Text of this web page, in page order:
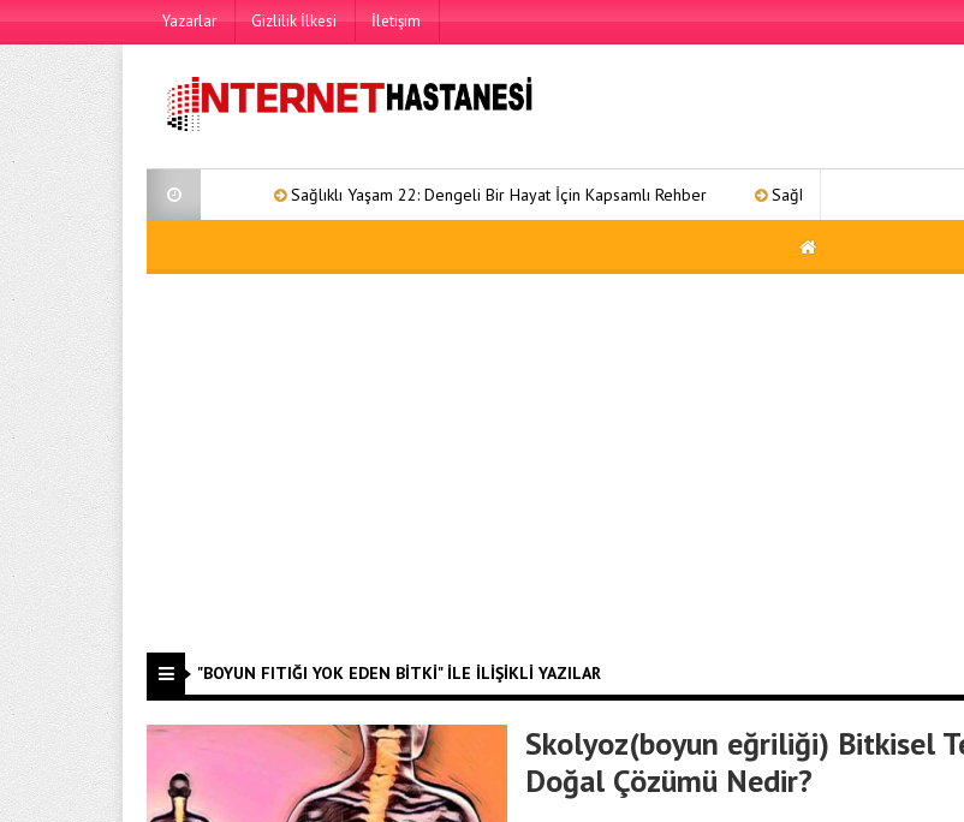
Yazarlar Gizlilik İlkesi İletişim
Sağlıklı Yaşam 22: Dengeli Bir Hayat İçin Kapsamlı Rehber Sağlıklı Yaşam 31: Kapsamlı Bir Refah
"BOYUN FITIĞI YOK EDEN BITKI" ILE İLIŞIKLI YAZILAR
Skolyoz(boyun eğriliği) Bitkisel
Doğal Çözümü Nedir?